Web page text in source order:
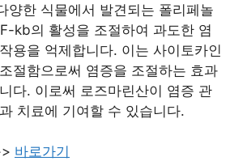
양한 식물에서 발견되는 폴리페놀
kb의 활성을 조절하여 과도한 염
용을 억제합니다. 이는 사이토카인
절함으로써 염증을 조절하는 효과
다. 이로써 로즈마린산이 염증 관
치료에 기여할 수 있습니다.
바로가기